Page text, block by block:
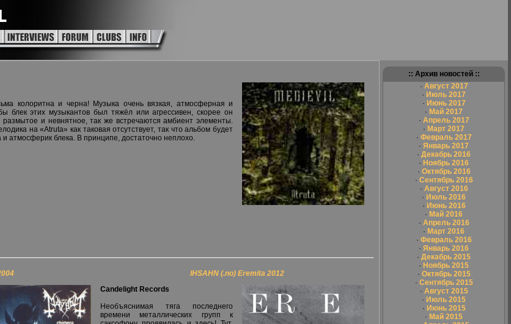
колоритна и черна! Музыка очень вязкая, атмосферная и
блек этих музыкантов был тяжёл или агрессивен, скорее он
и невнятное, так же встречаются амбиент элементы.
на «Atruta» как таковая отсутствует, так что альбом будет
атмосферик блека. В принципе, достаточно неплохо.
IHSAHN (.no) Eremita 2012
Candelight Records
Необъяснимая тяга последнего
времени металлических групп к
:: Архив новостей ::
· Август 2017
· Июль 2017
· Июнь 2017
· Май 2017
· Апрель 2017
· Март 2017
· Февраль 2017
· Январь 2017
· Декабрь 2016
· Ноябрь 2016
· Октябрь 2016
· Сентябрь 2016
· Август 2016
· Июль 2016
· Июнь 2016
· Май 2016
· Апрель 2016
· Март 2016
· Февраль 2016
· Январь 2016
· Декабрь 2015
· Ноябрь 2015
· Октябрь 2015
· Сентябрь 2015
· Август 2015
· Июль 2015
· Июнь 2015
· Май 2015